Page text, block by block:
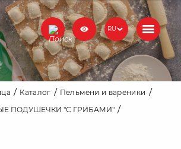
RU
Каталог
Пельмени и вареники
ПОДУШЕЧКИ "С ГРИБАМИ"